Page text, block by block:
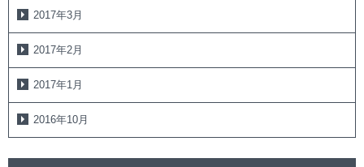
2017年3月
2017年2月
2017年1月
2016年10月